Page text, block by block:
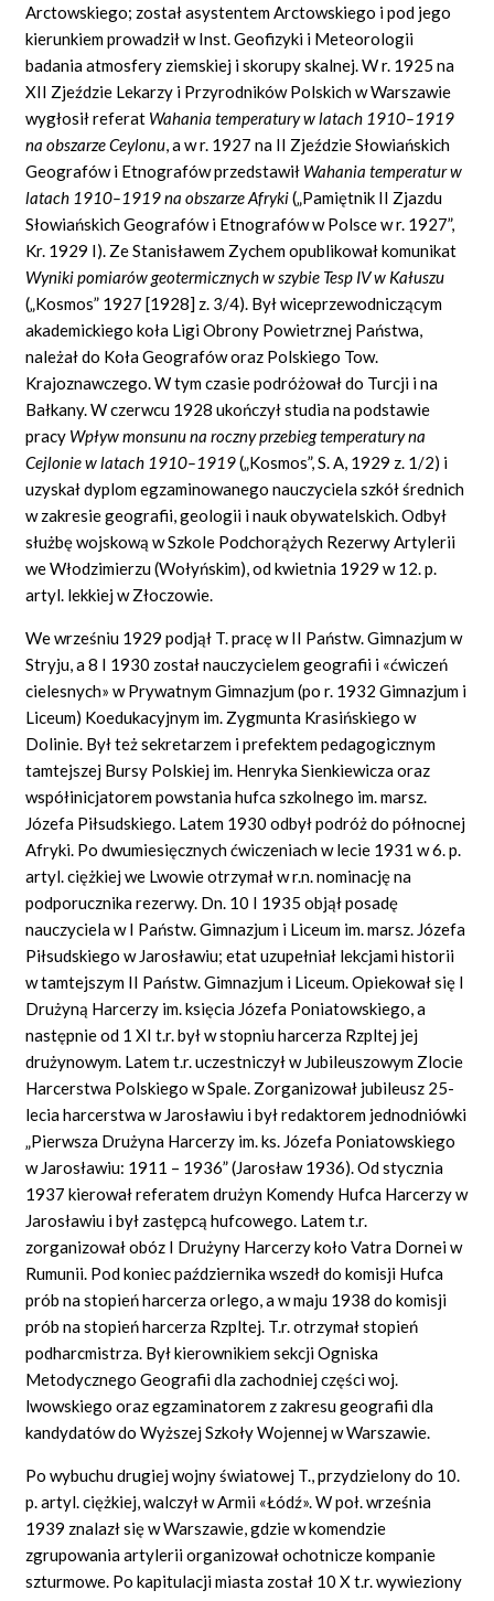
Arctowskiego; został asystentem Arctowskiego i pod jego
kierunkiem prowadził w Inst. Geofizyki i Meteorologii
badania atmosfery ziemskiej i skorupy skalnej. W r. 1925 na
XII Zjeździe Lekarzy i Przyrodników Polskich w Warszawie
wygłosił referat Wahania temperatury w latach 1910–1919
na obszarze Ceylonu, a w r. 1927 na II Zjeździe Słowiańskich
Geografów i Etnografów przedstawił Wahania temperatur w
latach 1910–1919 na obszarze Afryki(„Pamiętnik II Zjazdu
Słowiańskich Geografów i Etnografów w Polsce w r. 1927”,
Kr. 1929 I). Ze Stanisławem Zychem opublikował komunikat
Wyniki pomiarów geotermicznych w szybie Tesp IV w Kałuszu
(„Kosmos” 1927 [1928] z. 3/4). Był wiceprzewodniczącym
akademickiego koła Ligi Obrony Powietrznej Państwa,
należał do Koła Geografów oraz Polskiego Tow.
Krajoznawczego. W tym czasie podróżował do Turcji i na
Bałkany. W czerwcu 1928 ukończył studia na podstawie
pracy Wpływ monsunu na roczny przebieg temperatury na
Cejlonie w latach 1910–1919(„Kosmos”, S. A, 1929 z. 1/2) i
uzyskał dyplom egzaminowanego nauczyciela szkół średnich
w zakresie geografii, geologii i nauk obywatelskich. Odbył
służbę wojskową w Szkole Podchorążych Rezerwy Artylerii
we Włodzimierzu (Wołyńskim), od kwietnia 1929 w 12. p.
artyl. lekkiej w Złoczowie.
We wrześniu 1929 podjął T. pracę w II Państw. Gimnazjum w
Stryju, a 8 I 1930 został nauczycielem geografii i «ćwiczeń
cielesnych» w Prywatnym Gimnazjum (po r. 1932 Gimnazjum i
Liceum) Koedukacyjnym im. Zygmunta Krasińskiego w
Dolinie. Był też sekretarzem i prefektem pedagogicznym
tamtejszej Bursy Polskiej im. Henryka Sienkiewicza oraz
współinicjatorem powstania hufca szkolnego im. marsz.
Józefa Piłsudskiego. Latem 1930 odbył podróż do północnej
Afryki. Po dwumiesięcznych ćwiczeniach w lecie 1931 w 6. p.
artyl. ciężkiej we Lwowie otrzymał w r.n. nominację na
podporucznika rezerwy. Dn. 10 I 1935 objął posadę
nauczyciela w I Państw. Gimnazjum i Liceum im. marsz. Józefa
Piłsudskiego w Jarosławiu; etat uzupełniał lekcjami historii
w tamtejszym II Państw. Gimnazjum i Liceum. Opiekował się I
Drużyną Harcerzy im. księcia Józefa Poniatowskiego, a
następnie od 1 XI t.r. był w stopniu harcerza Rzpltej jej
drużynowym. Latem t.r. uczestniczył w Jubileuszowym Zlocie
Harcerstwa Polskiego w Spale. Zorganizował jubileusz 25-
lecia harcerstwa w Jarosławiu i był redaktorem jednodniówki
„Pierwsza Drużyna Harcerzy im. ks. Józefa Poniatowskiego
w Jarosławiu: 1911 – 1936” (Jarosław 1936). Od stycznia
1937 kierował referatem drużyn Komendy Hufca Harcerzy w
Jarosławiu i był zastępcą hufcowego. Latem t.r.
zorganizował obóz I Drużyny Harcerzy koło Vatra Dornei w
Rumunii. Pod koniec października wszedł do komisji Hufca
prób na stopień harcerza orlego, a w maju 1938 do komisji
prób na stopień harcerza Rzpltej. T.r. otrzymał stopień
podharcmistrza. Był kierownikiem sekcji Ogniska
Metodycznego Geografii dla zachodniej części woj.
lwowskiego oraz egzaminatorem z zakresu geografii dla
kandydatów do Wyższej Szkoły Wojennej w Warszawie.
Po wybuchu drugiej wojny światowej T., przydzielony do 10.
p. artyl. ciężkiej, walczył w Armii «Łódź». W poł. września
1939 znalazł się w Warszawie, gdzie w komendzie
zgrupowania artylerii organizował ochotnicze kompanie
szturmowe. Po kapitulacji miasta został 10 X t.r. wywieziony